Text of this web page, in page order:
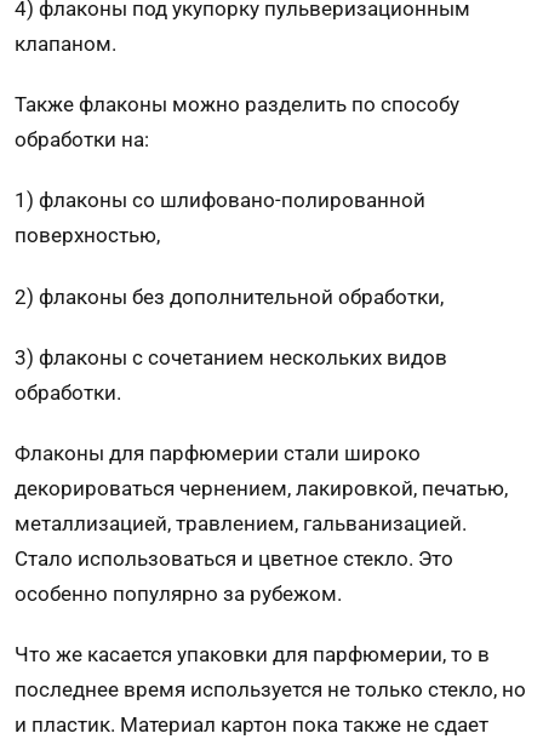
4) флаконы под укупорку пульверизационным
клапаном.
Также флаконы можно разделить по способу
обработки на:
1) флаконы со шлифовано-полированной
поверхностью,
2) флаконы без дополнительной обработки,
3) флаконы с сочетанием нескольких видов
обработки.
Флаконы для парфюмерии стали широко
декорироваться чернением, лакировкой, печатью,
металлизацией, травлением, гальванизацией.
Стало использоваться и цветное стекло. Это
особенно популярно за рубежом.
Что же касается упаковки для парфюмерии, то в
последнее время используется не только стекло, но
и пластик. Материал картон пока также не сдает